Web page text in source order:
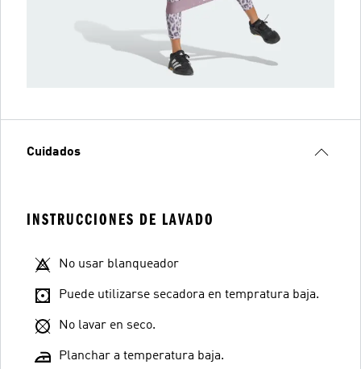
Cuidados
INSTRUCCIONES DE LAVADO
No usar blanqueador
Puede utilizarse secadora en tempratura baja.
No lavar en seco.
Planchar a temperatura baja.